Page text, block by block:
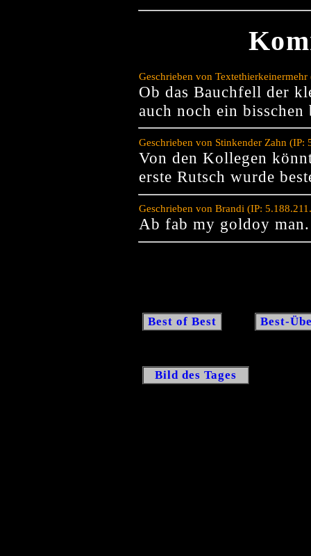
Geschrieben von
Ob das Bauchfell der
auch noch ein
Geschrieben von Stinkender Zahn
Von den Kollegen
erste Rutsch wurde
Geschrieben von Brandi (IP:
Ab fab my goldoy man.
Best of Best Best-
Bild des Tages